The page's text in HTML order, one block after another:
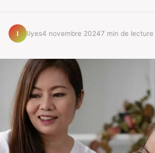
I Ilyes4 novembre 20247 min de lecture